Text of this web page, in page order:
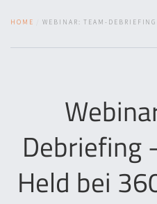
ITO
News
HOME WEBINAR: TEAM-
Debriefing
Held bei